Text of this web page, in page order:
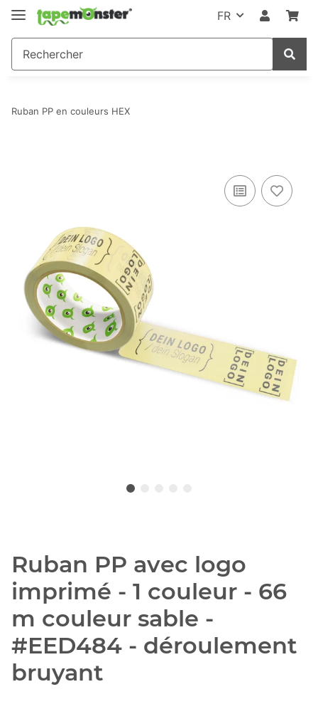
FR
Ruban PP en couleurs HEX
Ruban PP avec logo
imprimé - 1 couleur - 66
m couleur sable -
#EED484 - déroulement
bruyant